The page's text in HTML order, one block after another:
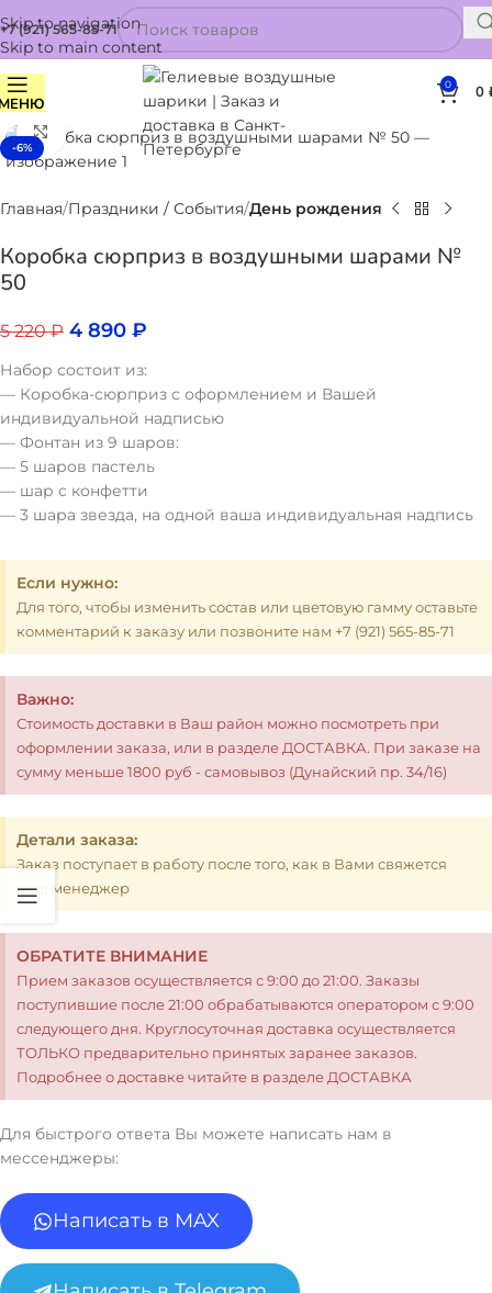
Skip to navigation
Skip to main content
+7 (921) 565-85-71
0 0
-6%
Нажмите, чтобы увеличить
Главная Праздники / События День рождения
Коробка сюрприз в воздушными шарами №
50
5 220₽ 4 890 ₽
Набор состоит из:
— Коробка-сюрприз с оформлением и Вашей
индивидуальной надписью
— Фонтан из 9 шаров:
— 5 шаров пастель
— шар с конфетти
— 3 шара звезда, на одной ваша индивидуальная надпись
Если нужно:
Для того, чтобы изменить состав или цветовую гамму оставьте
комментарий к заказу или позвоните нам +7 (921) 565-85-71
Важно:
Стоимость доставки в Ваш район можно посмотреть при
оформлении заказа, или в разделе ДОСТАВКА. При заказе на
сумму меньше 1800 руб - самовывоз (Дунайский пр. 34/16)
Детали заказа:
Заказ поступает в работу после того, как в Вами свяжется
наш менеджер
ОБРАТИТЕ ВНИМАНИЕ
Прием заказов осуществляется с 9:00 до 21:00. Заказы
поступившие после 21:00 обрабатываются оператором с 9:00
следующего дня. Круглосуточная доставка осуществляется
ТОЛЬКО предварительно принятых заранее заказов.
Подробнее о доставке читайте в разделе ДОСТАВКА
Для быстрого ответа Вы можете написать нам в
мессенджеры:
Написать в MAX